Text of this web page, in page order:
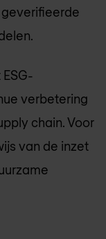
verbetering
chain. Voor
van de inzet